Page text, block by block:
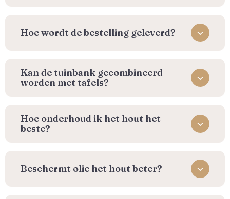
⁠Hoe wordt de bestelling geleverd?
Kan de tuinbank gecombineerd
worden met tafels?
⁠Hoe onderhoud ik het hout het
beste?
Beschermt olie het hout beter?